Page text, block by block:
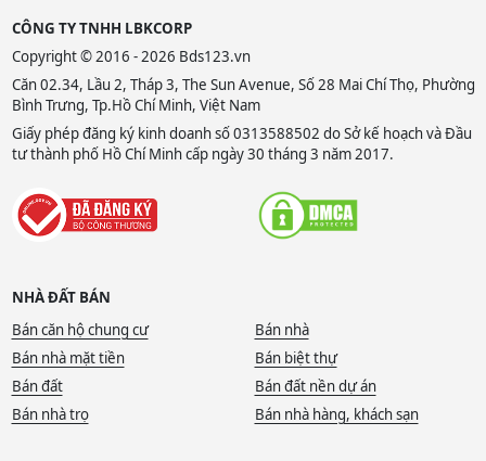
CÔNG TY TNHH LBKCORP
Copyright © 2016 - 2026 Bds123.vn
Căn 02.34, Lầu 2, Tháp 3, The Sun Avenue, Số 28 Mai Chí Thọ, Phường
Bình Trưng, Tp.Hồ Chí Minh, Việt Nam
Giấy phép đăng ký kinh doanh số 0313588502 do Sở kế hoạch và Đầu
tư thành phố Hồ Chí Minh cấp ngày 30 tháng 3 năm 2017.
NHÀ ĐẤT BÁN
Bán căn hộ chung cư
Bán nhà
Bán nhà mặt tiền
Bán biệt thự
Bán đất
Bán đất nền dự án
Bán nhà trọ
Bán nhà hàng, khách sạn